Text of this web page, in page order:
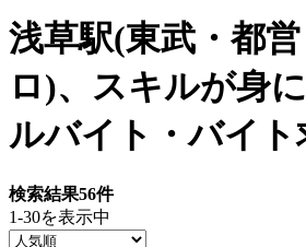
浅草駅(東武・都営
ロ)、スキルが身
ルバイト・バイト
検索結果56件
1-30を表示中